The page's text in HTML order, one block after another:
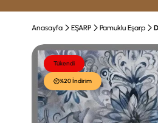
Anasayfa EŞARP Pamuklu Eşarp
Tükendi
%20 İndirim